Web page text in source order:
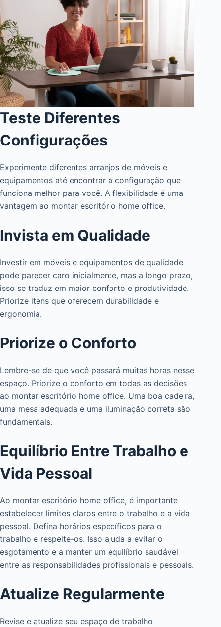
Teste Diferentes
Configurações
Experimente diferentes arranjos de móveis e
equipamentos até encontrar a configuração que
funciona melhor para você. A flexibilidade é uma
vantagem ao montar escritório home office.
Invista em Qualidade
Investir em móveis e equipamentos de qualidade
pode parecer caro inicialmente, mas a longo prazo,
isso se traduz em maior conforto e produtividade.
Priorize itens que oferecem durabilidade e
ergonomia.
Priorize o Conforto
Lembre-se de que você passará muitas horas nesse
espaço. Priorize o conforto em todas as decisões
ao montar escritório home office. Uma boa cadeira,
uma mesa adequada e uma iluminação correta são
fundamentais.
Equilíbrio Entre Trabalho e
Vida Pessoal
Ao montar escritório home office, é importante
estabelecer limites claros entre o trabalho e a vida
pessoal. Defina horários específicos para o
trabalho e respeite-os. Isso ajuda a evitar o
esgotamento e a manter um equilíbrio saudável
entre as responsabilidades profissionais e pessoais.
Atualize Regularmente
Revise e atualize seu espaço de trabalho